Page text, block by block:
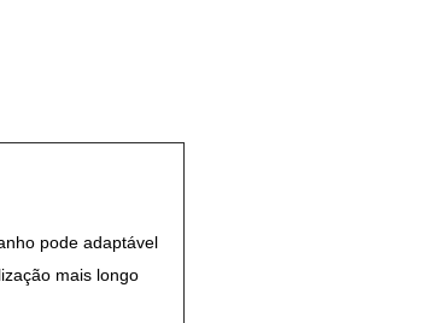
pode adaptável
mais longo